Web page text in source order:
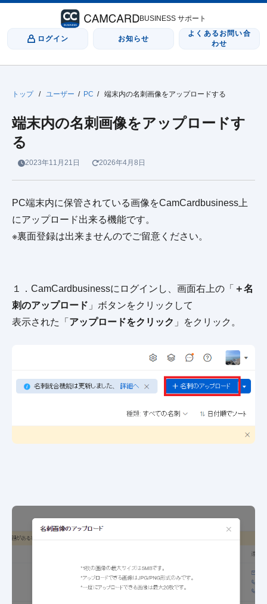
BUSINESS サポート
ログイン お知らせ
よくあるお問い合
わせ
トップ / ユーザー / PC / 端末内の名刺画像をアップロードする
端末内の名刺画像をアップロードす
る
2023年11月21日 2026年4月8日
PC端末内に保管されている画像をCamCardbusiness上
にアップロード出来る機能です。
※裏面登録は出来ませんのでご留意ください。
１．CamCardbusinessにログインし、画面右上の「 ＋名
刺のアップロード 」ボタンをクリックして
表示された「 アップロードをクリック 」をクリック。